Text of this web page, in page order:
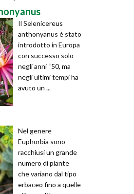
Il Selenicereus
anthonyanus è stato
introdotto in Europa
con successo solo
negli anni “50, ma
negli ultimi tempi ha
avuto un ...
Nel genere
Euphorbia sono
racchiusi un grande
numero di piante
che variano dal tipo
erbaceo fino a quelle